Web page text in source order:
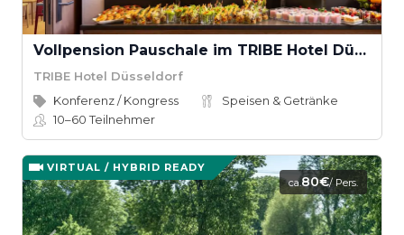
Vollpension Pauschale im TRIBE Hotel Düsseldorf
TRIBE Hotel Düsseldorf
Konferenz / Kongress
Speisen & Getränke
10–60Teilnehmer
VIRTUAL / HYBRID READY
ca.80€/ Pers.